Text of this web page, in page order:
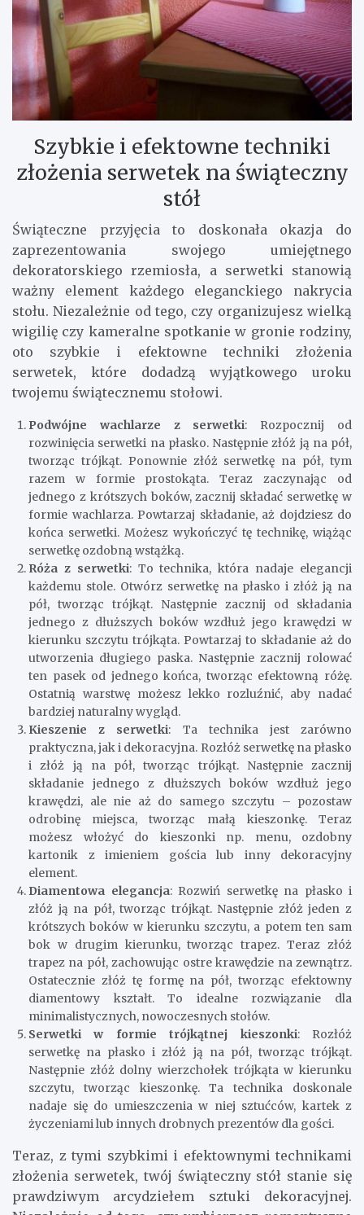
Szybkie i efektowne techniki
złożenia serwetek na świąteczny
stół
Świąteczne przyjęcia to doskonała okazja do
zaprezentowania swojego umiejętnego
dekoratorskiego rzemiosła, a serwetki stanowią
ważny element każdego eleganckiego nakrycia
stołu. Niezależnie od tego, czy organizujesz wielką
wigilię czy kameralne spotkanie w gronie rodziny,
oto szybkie i efektowne techniki złożenia
serwetek, które dodadzą wyjątkowego uroku
twojemu świątecznemu stołowi.
Podwójne wachlarze z serwetki: Rozpocznij od
rozwinięcia serwetki na płasko. Następnie złóż ją na pół,
tworząc trójkąt. Ponownie złóż serwetkę na pół, tym
razem w formie prostokąta. Teraz zaczynając od
jednego z krótszych boków, zacznij składać serwetkę w
formie wachlarza. Powtarzaj składanie, aż dojdziesz do
końca serwetki. Możesz wykończyć tę technikę, wiążąc
serwetkę ozdobną wstążką.
Róża z serwetki: To technika, która nadaje elegancji
każdemu stole. Otwórz serwetkę na płasko i złóż ją na
pół, tworząc trójkąt. Następnie zacznij od składania
jednego z dłuższych boków wzdłuż jego krawędzi w
kierunku szczytu trójkąta. Powtarzaj to składanie aż do
utworzenia długiego paska. Następnie zacznij rolować
ten pasek od jednego końca, tworząc efektowną różę.
Ostatnią warstwę możesz lekko rozluźnić, aby nadać
bardziej naturalny wygląd.
Kieszenie z serwetki: Ta technika jest zarówno
praktyczna, jak i dekoracyjna. Rozłóż serwetkę na płasko
i złóż ją na pół, tworząc trójkąt. Następnie zacznij
składanie jednego z dłuższych boków wzdłuż jego
krawędzi, ale nie aż do samego szczytu – pozostaw
odrobinę miejsca, tworząc małą kieszonkę. Teraz
możesz włożyć do kieszonki np. menu, ozdobny
kartonik z imieniem gościa lub inny dekoracyjny
element.
Diamentowa elegancja: Rozwiń serwetkę na płasko i
złóż ją na pół, tworząc trójkąt. Następnie złóż jeden z
krótszych boków w kierunku szczytu, a potem ten sam
bok w drugim kierunku, tworząc trapez. Teraz złóż
trapez na pół, zachowując ostre krawędzie na zewnątrz.
Ostatecznie złóż tę formę na pół, tworząc efektowny
diamentowy kształt. To idealne rozwiązanie dla
minimalistycznych, nowoczesnych stołów.
Serwetki w formie trójkątnej kieszonki: Rozłóż
serwetkę na płasko i złóż ją na pół, tworząc trójkąt.
Następnie złóż dolny wierzchołek trójkąta w kierunku
szczytu, tworząc kieszonkę. Ta technika doskonale
nadaje się do umieszczenia w niej sztućców, kartek z
życzeniami lub innych drobnych prezentów dla gości.
Teraz, z tymi szybkimi i efektownymi technikami
złożenia serwetek, twój świąteczny stół stanie się
prawdziwym arcydziełem sztuki dekoracyjnej.